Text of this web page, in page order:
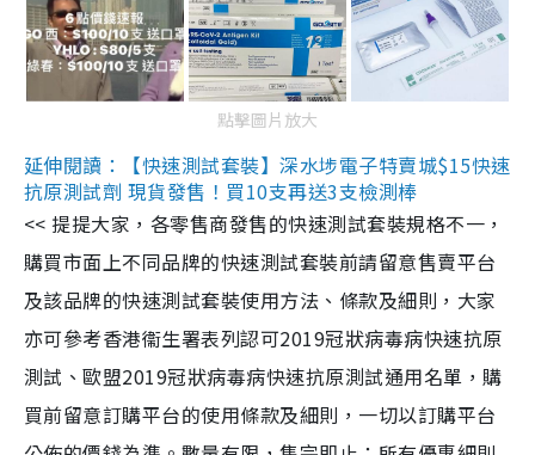
點擊圖片放大
延伸閱讀：【快速測試套裝】深水埗電子特賣城$15快速
抗原測試劑 現貨發售！買10支再送3支檢測棒
<< 提提大家，各零售商發售的快速測試套裝規格不一，
購買市面上不同品牌的快速測試套裝前請留意售賣平台
及該品牌的快速測試套裝使用方法、條款及細則，大家
亦可參考香港衞生署表列認可2019冠狀病毒病快速抗原
測試、歐盟2019冠狀病毒病快速抗原測試通用名單，購
買前留意訂購平台的使用條款及細則，一切以訂購平台